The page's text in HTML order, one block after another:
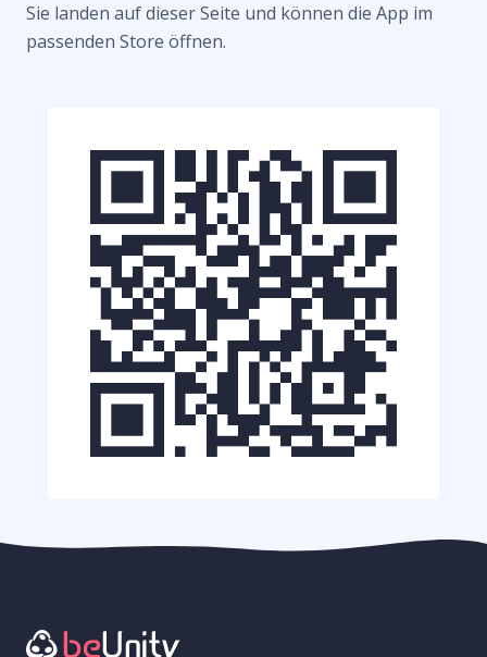
Sie landen auf dieser Seite und können die App im
passenden Store öffnen.